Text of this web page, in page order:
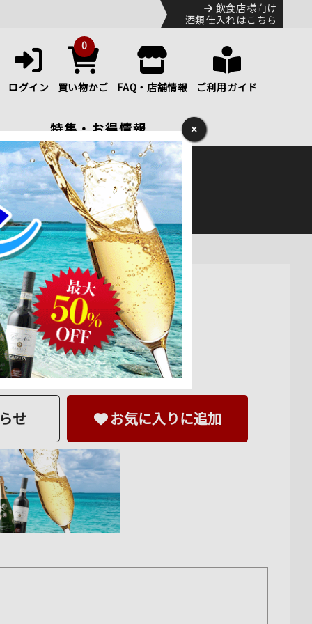
飲食店様向け
酒類仕入れはこちら
ログイン
0
買い物かご FAQ・店舗情報 ご利用ガイド
特集・お得情報
のHPをご確認下さい。
通販
ワイン フルボディ 750ml
せ お気に入りに追加
×